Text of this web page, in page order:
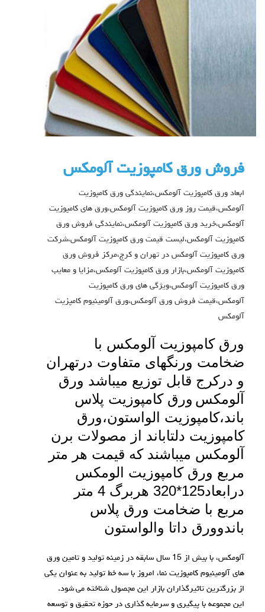
فروش ورق کامپوزیت آلومکس
ابعاد ورق کامپوزیت آلومکس،نمایندگی ورق کامپوزیت
آلومکس،قیمت روز ورق کامپوزیت آلومکس،ورق های کامپوزیت
آلومکس،خرید ورق کامپوزیت آلومکس،نمایندگی فروش ورق
کامپوزیت آلومکس،لیست قیمت ورق کامپوزیت آلومکس،شرکت
ورق کامپوزیت آلومکس در تهران و کرج،مرکز فروش ورق
کامپوزیت آلومکس،بازار ورق کامپوزیت آلومکس،مزایا و معایب
ورق کامپوزیت آلومکس،ویژگی های ورق کامپوزیت
آلومکس،قیمت فروش ورق آلومکس،ورق آلومینیوم کامپزیت
آلومکس
ورق کامپوزیت آلومکس با
ضخامت ورنگهای متفاوت درتهران
و درکرج قابل توزیع میباشد ورق
آلومکس ورق کامپوزیت پلاس
باند،کامپوزیت الواستون،ورق
کامپوزیت دلتاباند از مصولات برن
آلومکس میباشند که قیمت هر متر
مربع ورق کامپوزیت الومکس
درابعاد125*320 هربرگ 4 متر
مربع با ضخامت ورق پلاس
باندوورق داتا والواستون
آلومکس، با بیش از 15 سال سابقه در زمینه تولید و تامین ورق
های آلومینیوم کامپوزیت نما، امروز با سه خط تولید به عنوان یکی
از بزرگترین تاثیرگذاران بازار این مجصول شناخته می شود.
این مجموعه با پیگیری و سرمایه گذاری در حوزه تحقیق و توسعه